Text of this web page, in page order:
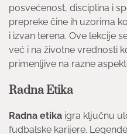
posvećenost, disciplina i
prepreke čine ih uzorima
i izvan terena. Ove lekcije
već i na životne vrednosti
primenljive na razne
Radna Etika
Radna etika igra ključnu
fudbalske karijere.